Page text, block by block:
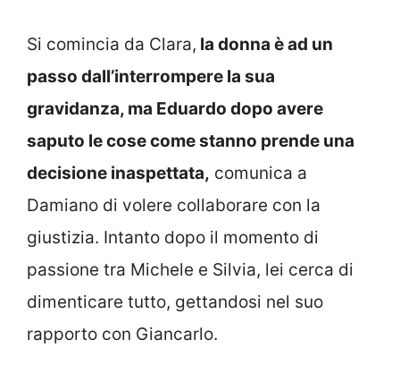
Si comincia da Clara, la donna è ad un
passo dall’interrompere la sua
gravidanza, ma Eduardo dopo avere
saputo le cose come stanno prende una
decisione inaspettata, comunica a
Damiano di volere collaborare con la
giustizia. Intanto dopo il momento di
passione tra Michele e Silvia, lei cerca di
dimenticare tutto, gettandosi nel suo
rapporto con Giancarlo.